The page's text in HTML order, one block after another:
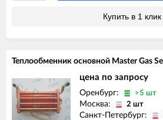
Купить в 1 клик
Теплообменник основной Master Gas
цена по запросу
Оренбург: >5 шт
Москва: 2 шт
Санкт-Петербург: